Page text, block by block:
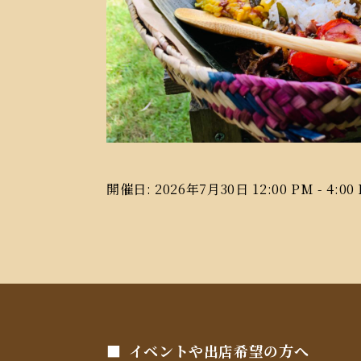
開催日: 2026年7月30日 12:00 PM - 4:00
イベントや出店希望の方へ